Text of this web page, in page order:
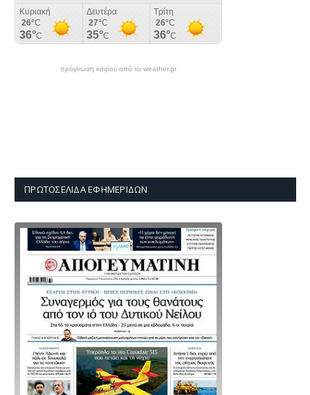
πρόγνωση καιρού από το weather.gr
ΠΡΩΤΟΣΈΛΙΔΑ ΕΦΗΜΕΡΊΔΩΝ